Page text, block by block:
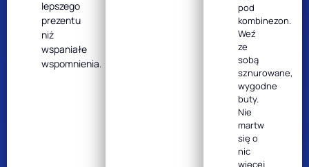
lepszego
prezentu
niż
wspaniałe
wspomnienia.
pod
kombinezon.
Weź
ze
sobą
sznurowane,
wygodne
buty.
Nie
martw
się o
nic
więcej